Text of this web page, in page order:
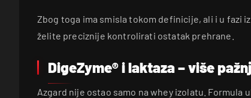
Zbog toga ima smisla tokom definicije, ali i u fazi
želite preciznije kontrolirati ostatak prehrane.
DigeZyme® i laktaza – više
Azgard nije ostao samo na whey izolatu. Formula